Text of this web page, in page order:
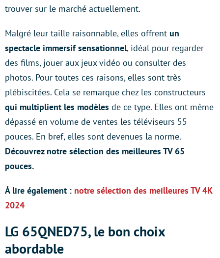
trouver sur le marché actuellement.
Malgré leur taille raisonnable, elles offrent un
spectacle immersif sensationnel, idéal pour regarder
des films, jouer aux jeux vidéo ou consulter des
photos. Pour toutes ces raisons, elles sont très
plébiscitées. Cela se remarque chez les constructeurs
qui multiplient les modèles de ce type. Elles ont même
dépassé en volume de ventes les téléviseurs 55
pouces. En bref, elles sont devenues la norme.
Découvrez notre sélection des meilleures TV 65
pouces.
À lire également : notre sélection des meilleures TV 4K
2024
LG 65QNED75, le bon choix
abordable